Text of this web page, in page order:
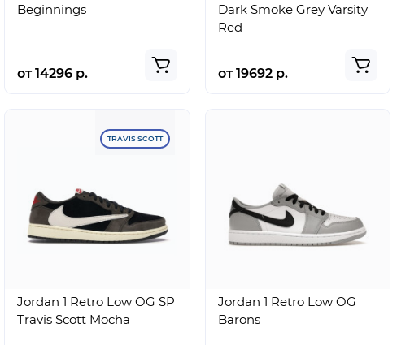
Beginnings
от 14296 р.
Dark Smoke Grey Varsity
Red
от 19692 р.
TRAVIS SCOTT
Jordan 1 Retro Low OG SP
Travis Scott Mocha
Jordan 1 Retro Low OG
Barons